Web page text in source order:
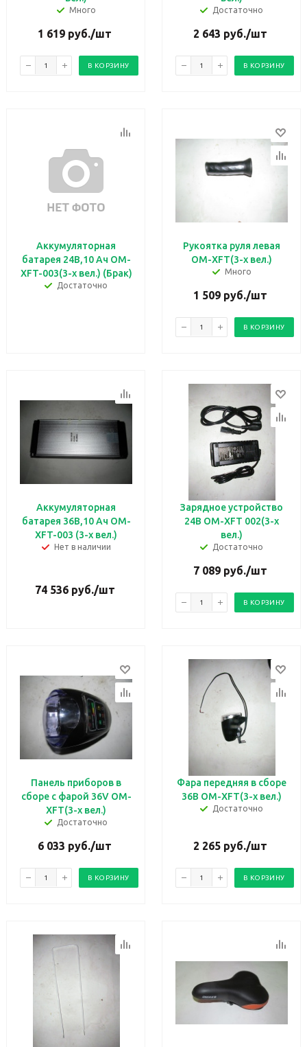
Много
1 619 руб./шт
В КОРЗИНУ
Достаточно
2 643 руб./шт
В КОРЗИНУ
Аккумуляторная
батарея 24В,10 Aч OM-
XFT-003(3-х вел.) (Брак)
Достаточно
Рукоятка руля левая
OM-XFT(3-х вел.)
Много
1 509 руб./шт
В КОРЗИНУ
Аккумуляторная
батарея 36В,10 Aч OM-
XFT-003 (3-х вел.)
Нет в наличии
74 536руб./шт
Зарядное устройство
24В OM-XFT 002(3-х
вел.)
Достаточно
7 089 руб./шт
В КОРЗИНУ
Панель приборов в
сборе с фарой 36V OM-
XFT(3-х вел.)
Достаточно
6 033 руб./шт
В КОРЗИНУ
Фара передняя в сборе
36В OM-XFT(3-х вел.)
Достаточно
2 265 руб./шт
В КОРЗИНУ